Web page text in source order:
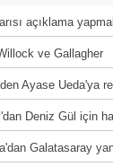
açıklama
ve Gallagher
Ayase Ueda'ya
Deniz Gül için
Galatasaray